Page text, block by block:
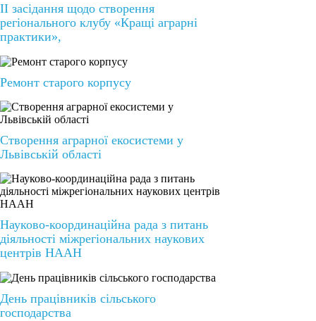
ІІ засідання щодо створення
регіонального клубу «Кращі аграрні
практики»,
Ремонт старого корпусу
Створення аграрної екосистеми у
Львівській області
Науково-координаційна рада з питань
діяльності міжрегіональних наукових
центрів НААН
День працівників сільського
господарства